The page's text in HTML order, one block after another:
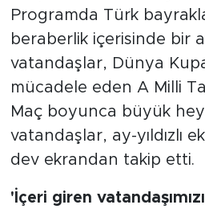
Programda Türk
beraberlik içerisinde bir
vatandaşlar, Dünya
mücadele eden A Milli
Maç boyunca büyük
vatandaşlar, ay-yıldızlı
dev ekrandan takip etti.
'İçeri giren